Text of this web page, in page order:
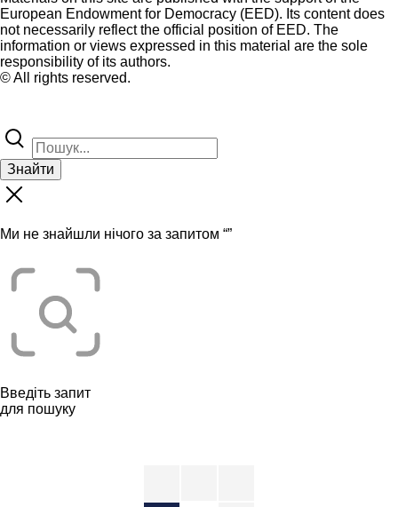
European Endowment for Democracy (EED). Its content does
not necessarily reflect the official position of EED. The
information or views expressed in this material are the sole
responsibility of its authors.
© All rights reserved.
Знайти
Ми не знайшли нічого за запитом “”
Введіть запит
для пошуку